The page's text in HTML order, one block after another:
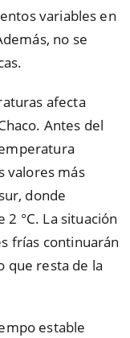
variables en
no se
afecta
Antes del
valores más
donde
2 °C. La situación
frías continuarán
que resta de la
estable